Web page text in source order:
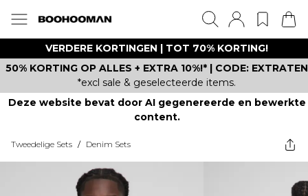
VERDERE KORTINGEN | TOT 70% KORTING!
50% KORTING OP ALLES + EXTRA 10%!* | CODE: EXTRATEN
*excl sale & geselecteerde items.
Deze website bevat door AI gegenereerde en bewerkte
content.
Tweedelige Sets / Denim Sets